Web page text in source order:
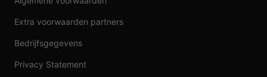
Extra voorwaarden partners
Bedrijfsgegevens
Privacy Statement